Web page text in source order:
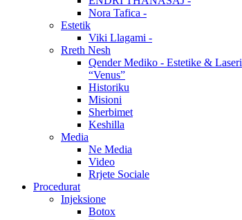
Nora Tafica -
Estetik
Viki Llagami -
Rreth Nesh
Qender Mediko - Estetike & Laseri
“Venus”
Historiku
Misioni
Sherbimet
Keshilla
Media
Ne Media
Video
Rrjete Sociale
Procedurat
Injeksione
Botox